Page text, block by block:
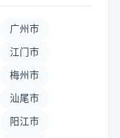
广州市
江门市
梅州市
汕尾市
阳江市